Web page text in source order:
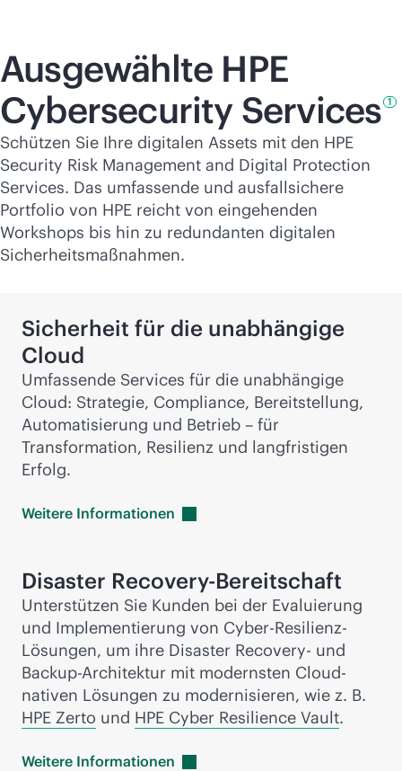
Ausgewählte HPE
CybersecurityServices 1
Schützen Sie Ihre digitalen Assets mit den HPE
Security Risk Management and Digital Protection
Services. Das umfassende und ausfallsichere
Portfolio von HPE reicht von eingehenden
Workshops bis hin zu redundanten digitalen
Sicherheitsmaßnahmen.
Sicherheit für die unabhängige
Cloud
Umfassende Services für die unabhängige
Cloud: Strategie, Compliance, Bereitstellung,
Automatisierung und Betrieb – für
Transformation, Resilienz und langfristigen
Erfolg.
Weitere Informationen
Disaster Recovery-Bereitschaft
Unterstützen Sie Kunden bei der Evaluierung
und Implementierung von Cyber-Resilienz-
Lösungen, um ihre Disaster Recovery- und
Backup-Architektur mit modernsten Cloud-
nativen Lösungen zu modernisieren, wie z. B.
HPE Zerto und HPE Cyber Resilience Vault.
Weitere Informationen